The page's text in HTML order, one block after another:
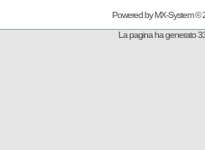
Powered byMX-System©
La pagina ha generato